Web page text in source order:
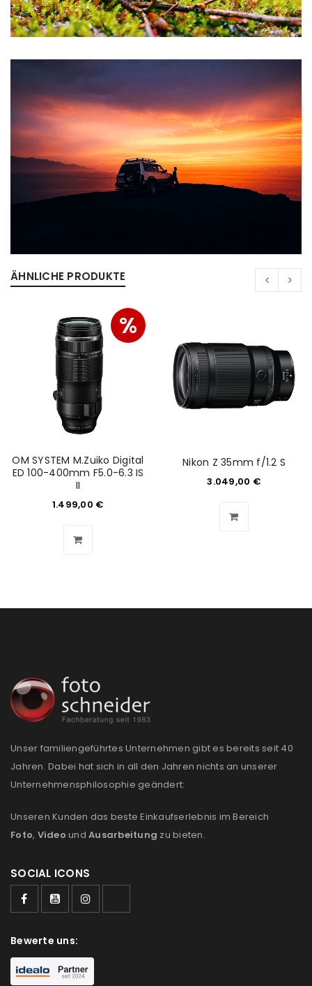
ÄHNLICHE PRODUKTE
%
OM SYSTEM M.Zuiko Digital
ED 100-400mm F5.0-6.3 IS
II
1.499,00 €
Nikon Z 35mm f/1.2 S
3.049,00 €
Unser familiengeführtes Unternehmen gibt es bereits seit 40
Jahren. Dabei hat sich in all den Jahren nichts an unserer
Unternehmensphilosophie geändert:
Unseren Kunden das beste Einkaufserlebnis im Bereich
Foto, Video und Ausarbeitung zu bieten.
SOCIAL ICONS
Bewerte uns: